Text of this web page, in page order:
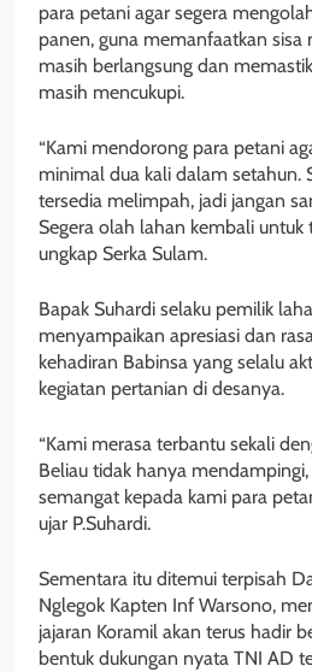
para petani agar segera
panen, guna memanfaatkan sisa
masih berlangsung dan
masih mencukupi.
“Kami mendorong para petani
minimal dua kali dalam setahun.
tersedia melimpah, jadi jangan
Segera olah lahan kembali untuk
ungkap Serka Sulam.
Bapak Suhardi selaku pemilik
menyampaikan apresiasi dan
kehadiran Babinsa yang selalu
kegiatan pertanian di desanya.
“Kami merasa terbantu sekali
Beliau tidak hanya
semangat kepada kami para
ujar P.Suhardi.
Sementara itu ditemui terpisah
Nglegok Kapten Inf Warsono,
jajaran Koramil akan terus hadir
bentuk dukungan nyata TNI AD